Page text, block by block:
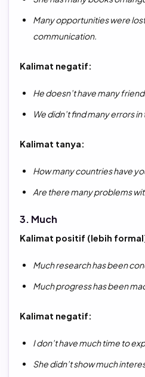
Many opportunities were
communication.
Kalimat negatif:
He doesn’t have many
We didn’t find many errors
Kalimat tanya:
How many countries have
Are there many problems
3. Much
Kalimat positif (lebih
Much research has been
Much progress has been
Kalimat negatif:
I don’t have much time to
She didn’t show much